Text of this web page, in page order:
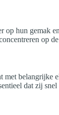
op hun
op
dat zij